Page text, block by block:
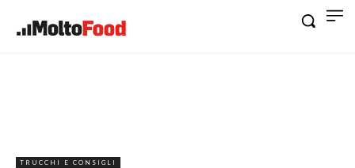
TRUCCHI E CONSIGLI